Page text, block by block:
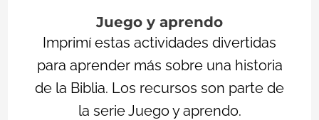
Juego y aprendo
Imprimí estas actividades divertidas
para aprender más sobre una historia
de la Biblia. Los recursos son parte de
la serie Juego y aprendo.